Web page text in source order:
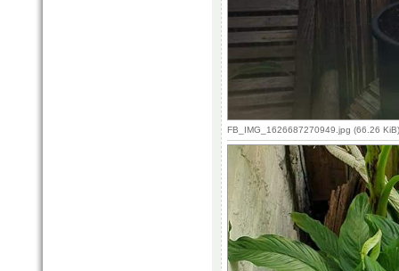
FB_IMG_1626687270949.jpg (66.26